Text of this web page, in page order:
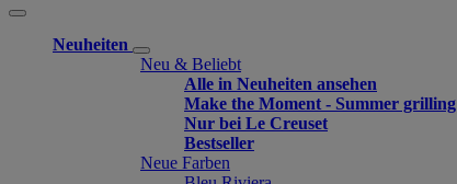
Neuheiten
Neu & Beliebt
Alle in Neuheiten ansehen
Make the Moment - Summer grilling
Nur bei Le Creuset
Bestseller
Neue Farben